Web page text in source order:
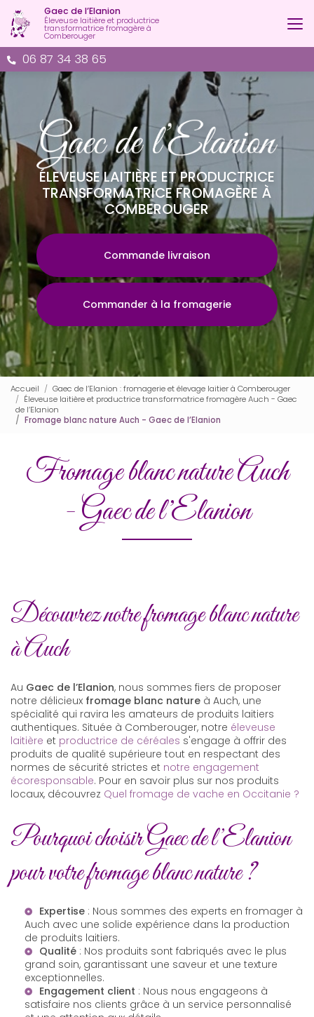
Aller
au
contenu
principal
06 87 34 38 65
Gaec de l’Elanion
Éleveuse laitière et productrice
transformatrice fromagère à
Comberouger
ÉLEVEUSE LAITIÈRE ET PRODUCTRICE
TRANSFORMATRICE FROMAGÈRE À
COMBEROUGER
Commande livraison
Commander à la fromagerie
Accueil
Gaec de l’Elanion : fromagerie et élevage laitier à Comberouger
Éleveuse laitière et productrice transformatrice fromagère Auch - Gaec
de l’Elanion
Fromage blanc nature Auch - Gaec de l’Elanion
Fromage blanc nature Auch
- Gaec de l’Elanion
Découvrez notre fromage blanc nature
à Auch
Au Gaec de l’Elanion, nous sommes fiers de proposer
notre délicieux fromage blanc nature à Auch, une
spécialité qui ravira les amateurs de produits laitiers
authentiques. Située à Comberouger, notre éleveuse
laitière et productrice de céréales s'engage à offrir des
produits de qualité supérieure tout en respectant des
normes de sécurité strictes et notre engagement
écoresponsable. Pour en savoir plus sur nos produits
locaux, découvrez Quel fromage de vache en Occitanie ?
Pourquoi choisir Gaec de l’Elanion
pour votre fromage blanc nature ?
Expertise : Nous sommes des experts en fromager à
Auch avec une solide expérience dans la production
de produits laitiers.
Qualité : Nos produits sont fabriqués avec le plus
grand soin, garantissant une saveur et une texture
exceptionnelles.
Engagement client : Nous nous engageons à
satisfaire nos clients grâce à un service personnalisé